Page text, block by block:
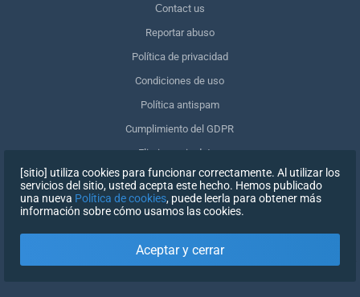
Сontact us
Reportar abuso
Política de privacidad
Condiciones de uso
Política antispam
Cumplimiento del GDPR
Eliminar mis datos
Retirar el consentimiento
INICIAR SESIÓN
[sitio] utiliza cookies para funcionar correctamente. Al utilizar los
servicios del sitio, usted acepta este hecho. Hemos publicado
una nueva Política de cookies, puede leerla para obtener más
información sobre cómo usamos las cookies.
Aceptar y cerrar